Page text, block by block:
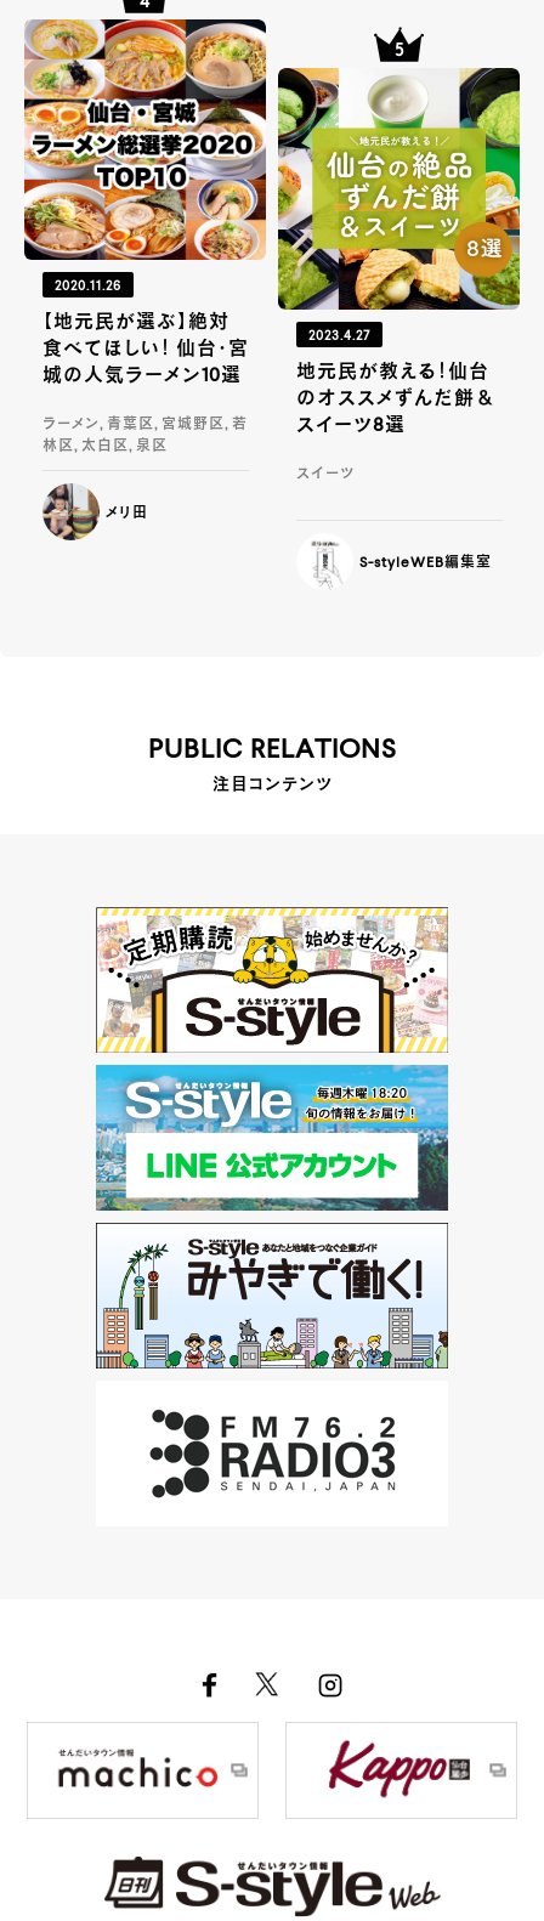
2020.11.26
【地元民が選ぶ】絶対
食べてほしい！ 仙台・宮
城の人気ラーメン10選
ラーメン, 青葉区, 宮城野区, 若
林区, 太白区, 泉区
メリ田
2023.4.27
地元民が教える！仙台
のオススメずんだ餅＆
スイーツ8選
スイーツ
S-styleWEB編集室
PUBLIC RELATIONS
注目コンテンツ